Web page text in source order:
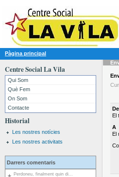
Pàgina principal
Centre Social La Vila
Qui Som
Què Fem
On Som
Contacte
Historial
Les nostres notícies
Les nostres activitats
Darrers comentaris
Perdoneu, finalment quin di...
De
El
A
El